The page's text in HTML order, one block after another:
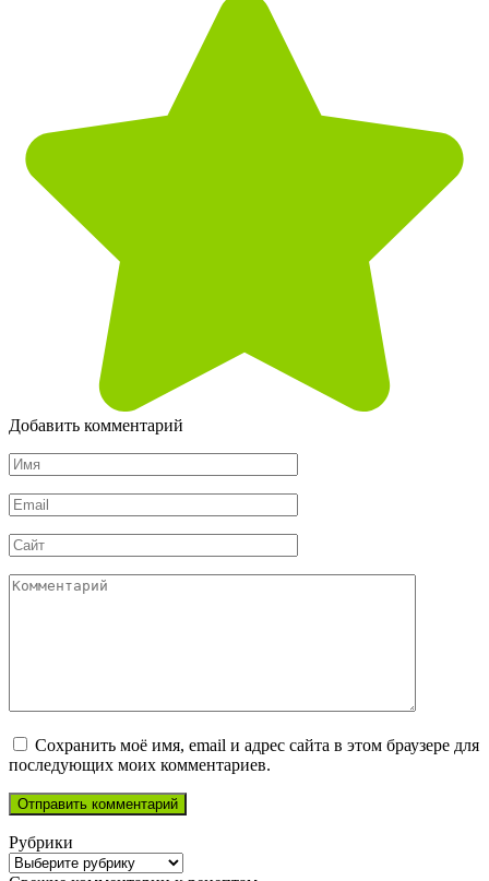
Добавить комментарий
Имя
*
Email
*
Сайт
Комментарий
Сохранить моё имя, email и адрес сайта в этом браузере для
последующих моих комментариев.
Рубрики
Рубрики